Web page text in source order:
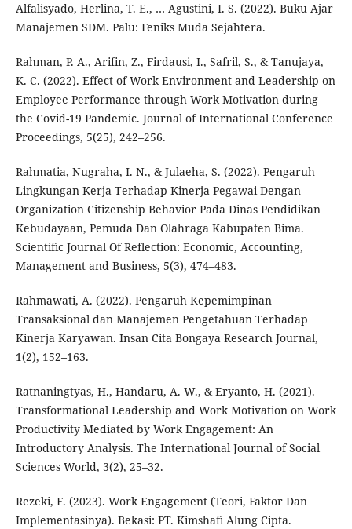
Alfalisyado, Herlina, T. E., … Agustini, I. S. (2022). Buku Ajar
Manajemen SDM. Palu: Feniks Muda Sejahtera.
Rahman, P. A., Arifin, Z., Firdausi, I., Safril, S., & Tanujaya,
K. C. (2022). Effect of Work Environment and Leadership on
Employee Performance through Work Motivation during
the Covid-19 Pandemic. Journal of International Conference
Proceedings, 5(25), 242–256.
Rahmatia, Nugraha, I. N., & Julaeha, S. (2022). Pengaruh
Lingkungan Kerja Terhadap Kinerja Pegawai Dengan
Organization Citizenship Behavior Pada Dinas Pendidikan
Kebudayaan, Pemuda Dan Olahraga Kabupaten Bima.
Scientific Journal Of Reflection: Economic, Accounting,
Management and Business, 5(3), 474–483.
Rahmawati, A. (2022). Pengaruh Kepemimpinan
Transaksional dan Manajemen Pengetahuan Terhadap
Kinerja Karyawan. Insan Cita Bongaya Research Journal,
1(2), 152–163.
Ratnaningtyas, H., Handaru, A. W., & Eryanto, H. (2021).
Transformational Leadership and Work Motivation on Work
Productivity Mediated by Work Engagement: An
Introductory Analysis. The International Journal of Social
Sciences World, 3(2), 25–32.
Rezeki, F. (2023). Work Engagement (Teori, Faktor Dan
Implementasinya). Bekasi: PT. Kimshafi Alung Cipta.